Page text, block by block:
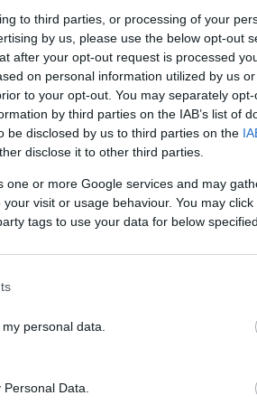
to third parties, or processing of your
by us, please use the below opt-out
after your opt-out request is processed
on personal information utilized by us
to your opt-out. You may separately
by third parties on the IAB’s list of
be disclosed by us to third parties on the
disclose it to other third parties.
one or more Google services and may
visit or usage behaviour. You may
tags to use your data for below
personal data.
Data.
ez a hely?
2019.03.21.
alkohol és/
rehabilitációra
szükséged...
Szily Lóránd:
segitseket
magamn.
problema.
+36202944185
(2019.02.11.
alkohol és/
rehabilitációra
Utolsó 20
tovább »
kap megfelelő
szenvedő európai
megfelelő kezelésben
illetve